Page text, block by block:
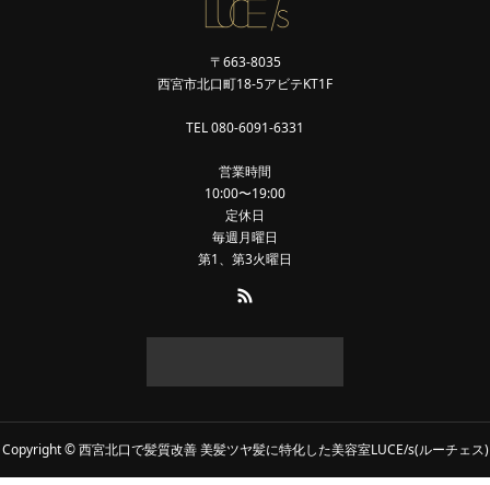
〒663-8035
西宮市北口町18-5アビテKT1F
TEL 080-6091-6331
営業時間
10:00〜19:00
定休日
毎週月曜日
第1、第3火曜日
Copyright © 西宮北口で髪質改善 美髪ツヤ髪に特化した美容室LUCE/s(ルーチェス)